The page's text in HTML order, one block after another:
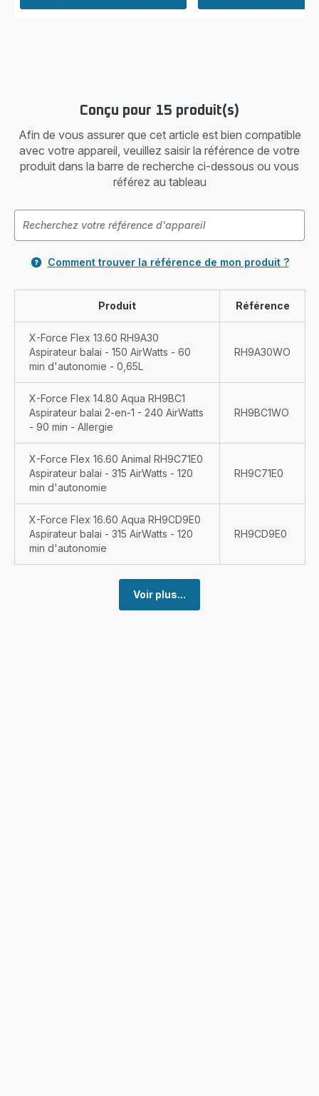
Conçu pour 15 produit(s)
Afin de vous assurer que cet article est bien compatible
avec votre appareil, veuillez saisir la référence de votre
produit dans la barre de recherche ci-dessous ou vous
référez au tableau
Comment trouver la référence de mon produit ?
Produit Référence
X-Force Flex 13.60 RH9A30
Aspirateur balai - 150 AirWatts - 60
min d'autonomie - 0,65L
RH9A30WO
X-Force Flex 14.80 Aqua RH9BC1
Aspirateur balai 2-en-1 - 240 AirWatts
- 90 min - Allergie
RH9BC1WO
X-Force Flex 16.60 Animal RH9C71E0
Aspirateur balai - 315 AirWatts - 120
min d'autonomie
RH9C71E0
X-Force Flex 16.60 Aqua RH9CD9E0
Aspirateur balai - 315 AirWatts - 120
min d'autonomie
RH9CD9E0
Voir plus...